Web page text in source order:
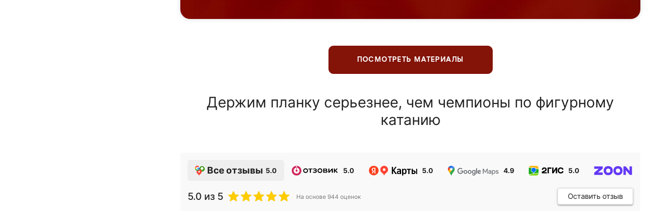
ПОСМОТРЕТЬ МАТЕРИАЛЫ
Держим планку серьезнее, чем чемпионы по фигурному
катанию
Все отзывы 5.0 5.0 5.0 4.9 5.0
5.0 из 5 На основе 944 оценок Оставить отзыв